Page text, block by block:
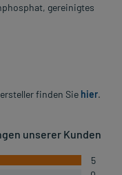
gereinigtes
finden Sie hier.
unserer Kunden
5